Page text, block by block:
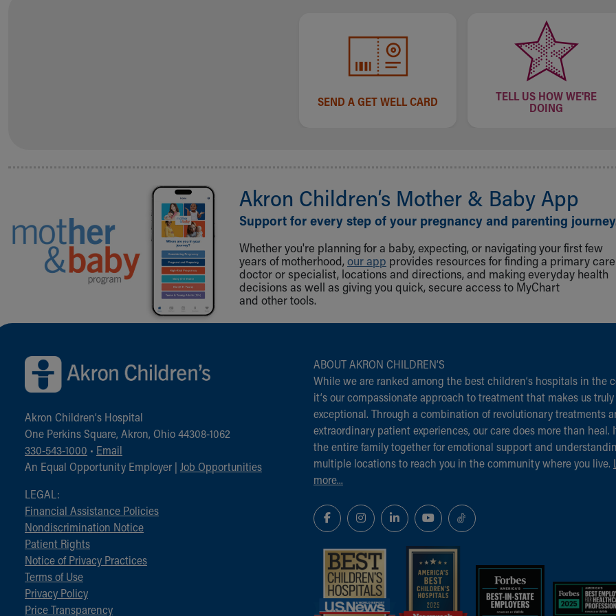
SEND A GET WELL CARD
TELL US HOW WE'RE
DOING
Akron Children‘s Mother & Baby App
Support for every step of your pregnancy and parenting
Whether you're planning for a baby, expecting, or navigating your first few
years of motherhood, our app provides resources for finding a primary care
doctor or specialist, locations and directions, and making everyday health
decisions as well as giving you quick, secure access to MyChart
and other tools.
Back to top of page
Akron Children‘s Hospital
One Perkins Square, Akron, Ohio 44308-1062
330-543-1000 • Email
An Equal Opportunity Employer | Job Opportunities
LEGAL:
Financial Assistance Policies
Nondiscrimination Notice
Patient Rights
Notice of Privacy Practices
Terms of Use
Privacy Policy
Price Transparency
ABOUT AKRON CHILDREN‘S
While we are ranked among the best children‘s hospitals in the
it‘s our compassionate approach to treatment that makes us truly
exceptional. Through a combination of revolutionary treatments
extraordinary patient experiences, our care does more than heal.
the entire family together for emotional support and
multiple locations to reach you in the community where you live.
more...